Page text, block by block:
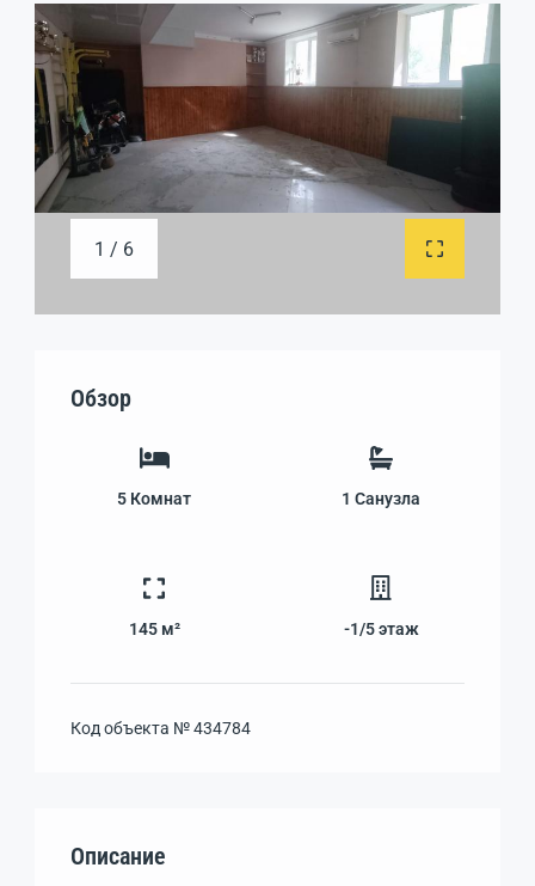
1 / 6
Обзор
5 Комнат 1 Санузла
145 м² -1/5 этаж
Код объекта №434784
Описание